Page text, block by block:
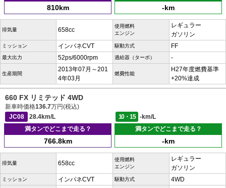
810km -km
排気量 658cc
使用燃料
エンジン
レギュラー
ガソリン
ミッション インパネCVT 駆動方式 FF
最大出力 52ps/6000rpm 過給器（ターボ） -
生産期間
2013年07月～201
4年03月
燃費性能
H27年度燃費基準
+20%達成
660 FX リミテッド 4WD
新車時価格136.7万円(税込)
JC08
28.4km/L 10・15
-km/L
満タンでどこまで走る？
766.8km
満タンでどこまで走る？
-km
排気量 658cc
使用燃料
エンジン
レギュラー
ガソリン
ミッション インパネCVT 駆動方式 4WD